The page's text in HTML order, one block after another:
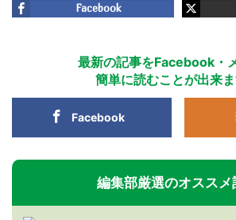
Facebook
最新の記事をFacebook・
簡単に読むことが出来ま
Facebook
編集部厳選のオススメ